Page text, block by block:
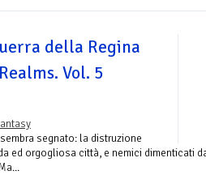
della Regina
Vol. 5
segnato: la distruzione
ed orgogliosa città, e nemici dimenticati